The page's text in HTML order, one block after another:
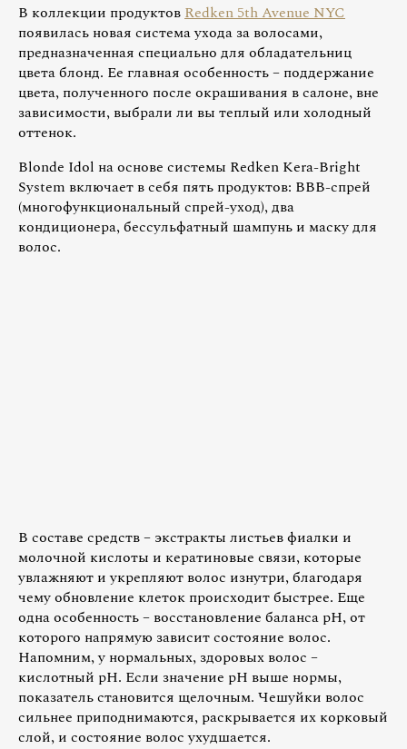
В коллекции продуктовRedken 5th Avenue NYC
появилась новая система ухода за волосами,
предназначенная специально для обладательниц
цвета блонд. Ее главная особенность – поддержание
цвета, полученного после окрашивания в салоне, вне
зависимости, выбрали ли вы теплый или холодный
оттенок.
Blonde Idol на основе системы Redken Kera-Bright
System включает в себя пять продуктов: ВВВ-спрей
(многофункциональный спрей-уход), два
кондиционера, бессульфатный шампунь и маску для
волос.
В составе средств – экстракты листьев фиалки и
молочной кислоты и кератиновые связи, которые
увлажняют и укрепляют волос изнутри, благодаря
чему обновление клеток происходит быстрее. Еще
одна особенность – восстановление баланса pH, от
которого напрямую зависит состояние волос.
Напомним, у нормальных, здоровых волос –
кислотный pH. Если значение pH выше нормы,
показатель становится щелочным. Чешуйки волос
сильнее приподнимаются, раскрывается их корковый
слой, и состояние волос ухудшается.